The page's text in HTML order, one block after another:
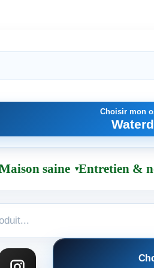
Choisir mon
saine Entretien &